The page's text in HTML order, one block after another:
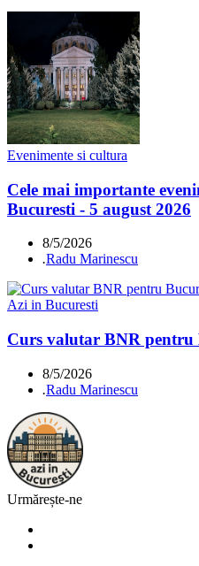
Evenimente si cultura
Cele mai importante
Bucuresti - 5 august 2026
8/5/2026
.Radu Marinescu
Azi in Bucuresti
Curs valutar BNR pentru
8/5/2026
.Radu Marinescu
Urmărește-ne